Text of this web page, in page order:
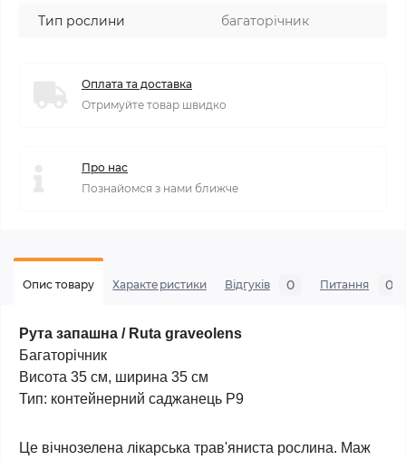
Тип рослини
багаторічник
Оплата та доставка
Отримуйте товар швидко
Про нас
Познайомся з нами ближче
Опис товару Характеристики Відгуків 0 Питання 0
Рута запашна / Ruta graveolens
Багаторічник
Висота 35 см, ширина 35 см
Тип: контейнерний саджанець Р9
Це вічнозелена лікарська трав'яниста рослина. Маж